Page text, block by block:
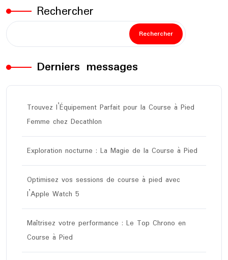
Rechercher
Rechercher
Derniers messages
Trouvez l’Équipement Parfait pour la Course à Pied
Femme chez Decathlon
Exploration nocturne : La Magie de la Course à Pied
Optimisez vos sessions de course à pied avec
l’Apple Watch 5
Maîtrisez votre performance : Le Top Chrono en
Course à Pied